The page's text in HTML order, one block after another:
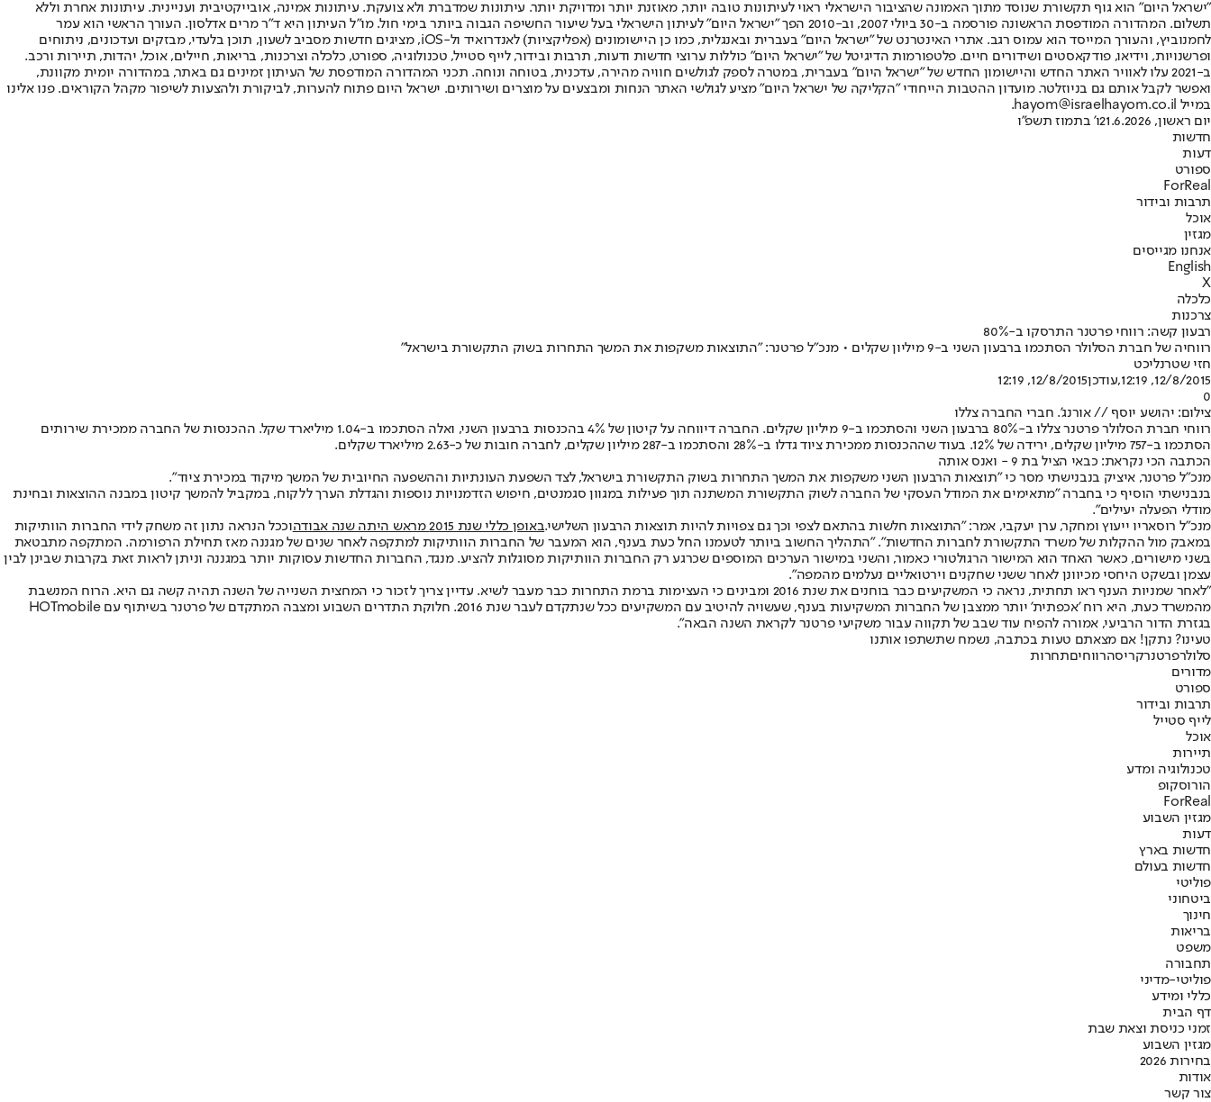
"ישראל היום" הוא גוף תקשורת שנוסד מתוך האמונה שהציבור הישראלי ראוי לעיתונות טובה יותר, מאוזנת יותר ומדויקת יותר. עיתונות שמדברת ולא צועקת. עיתונות אמינה, אובייקטיבית ועניינית. עיתונות אחרת וללא
תשלום. המהדורה המודפסת הראשונה פורסמה ב-30 ביולי 2007, וב-2010 הפך "ישראל היום" לעיתון הישראלי בעל שיעור החשיפה הגבוה ביותר בימי חול. מו"ל העיתון היא ד"ר מרים אדלסון. העורך הראשי הוא עמר
לחמנוביץ, והעורך המייסד הוא עמוס רגב. אתרי האינטרנט של "ישראל היום" בעברית ובאנגלית, כמו כן היישומונים (אפליקציות) לאנדרואיד ול-iOS, מציגים חדשות מסביב לשעון, תוכן בלעדי, מבזקים ועדכונים, ניתוחים
ופרשנויות, וידיאו, פודקאסטים ושידורים חיים. פלטפורמות הדיגיטל של "ישראל היום" כוללות ערוצי חדשות ודעות, תרבות ובידור, לייף סטייל, טכנולוגיה, ספורט, כלכלה וצרכנות, בריאות, חיילים, אוכל, יהדות, תיירות ורכב.
ב-2021 עלו לאוויר האתר החדש והיישומון החדש של "ישראל היום" בעברית, במטרה לספק לגולשים חוויה מהירה, עדכנית, בטוחה ונוחה. תכני המהדורה המודפסת של העיתון זמינים גם באתר, במהדורה יומית מקוונת,
ואפשר לקבל אותם גם בניוזלטר. מועדון ההטבות הייחודי "הקליקה של ישראל היום" מציע לגולשי האתר הנחות ומבצעים על מוצרים ושירותים. ישראל היום פתוח להערות, לביקורת ולהצעות לשיפור מקהל הקוראים. פנו אלינו
במייל hayom@israelhayom.co.il.
יום ראשון, 21.6.2026
ו' בתמוז תשפ"ו
חדשות
דעות
ספורט
ForReal
תרבות ובידור
אוכל
מגזין
אנחנו מגייסים
English
X
כלכלה
צרכנות
רבעון קשה: רווחי פרטנר התרסקו ב-80%
רווחיה של חברת הסלולר הסתכמו ברבעון השני ב-9 מיליון שקלים • מנכ"ל פרטנר: "התוצאות משקפות את המשך התחרות בשוק התקשורת בישראל"
חזי שטרנליכט
12/8/2015, 12:19
,עודכן12/8/2015, 12:19
0
צילום: יהושע יוסף // אורנג'. חברי החברה צללו
רווחי חברת הסלולר פרטנר צללו ב-80% ברבעון השני והסתכמו ב-9 מיליון שקלים. החברה דיווחה על קיטון של 4% בהכנסות ברבעון השני, ואלה הסתכמו ב-1.04 מיליארד שקל. ההכנסות של החברה ממכירת שירותים
הסתכמו ב-757 מיליון שקלים, ירידה של 12%. בעוד שההכנסות ממכירת ציוד גדלו ב-28% והסתכמו ב-287 מיליון שקלים, לחברה חובות של כ-2.63 מיליארד שקלים.
הכתבה הכי נקראת: כבאי הציל בת 9 - ואנס אותה
מנכ"ל פרטנר, איציק בנבנישתי מסר כי "תוצאות הרבעון השני משקפות את המשך התחרות בשוק התקשורת בישראל, לצד השפעת העונתיות וההשפעה החיובית של המשך מיקוד במכירת ציוד".
בנבנישתי הוסיף כי בחברה "מתאימים את המודל העסקי של החברה לשוק התקשורת המשתנה תוך פעילות במגוון סגמנטים, חיפוש הזדמנויות נוספות והגדלת הערך ללקוח, במקביל להמשך קיטון במבנה ההוצאות ובחינת
מודלי הפעלה יעילים".
מנכ"ל רוסאריו ייעוץ ומחקר, ערן יעקבי, אמר: "התוצאות חלשות בהתאם לצפי וכך גם צפויות להיות תוצאות הרבעון השלישי.באופן כללי שנת 2015 מראש היתה שנה אבודה
וככל הנראה נתון זה משחק לידי החברות הוותיקות
במאבק מול ההקלות של משרד התקשורת לחברות החדשות". "התהליך החשוב ביותר לטעמנו החל כעת בענף, הוא המעבר של החברות הוותיקות למתקפה לאחר שנים של מגננה מאז תחילת הרפורמה. המתקפה מתבטאת
בשני מישורים, כאשר האחד הוא המישור הרגולטורי כאמור, והשני במישור הערכים המוספים שכרגע רק החברות הוותיקות מסוגלות להציע. מנגד, החברות החדשות עסוקות יותר במגננה וניתן לראות זאת בקרבות שבינן לבין
עצמן ובשקט היחסי מכיוונן לאחר ששני שחקנים וירטואליים נעלמים מהמפה".
"לאחר שמניות הענף ראו תחתית, נראה כי המשקיעים כבר בוחנים את שנת 2016 ומבינים כי העצימות ברמת התחרות כבר מעבר לשיא. עדיין צריך לזכור כי המחצית השנייה של השנה תהיה קשה גם היא. הרוח המנשבת
מהמשרד כעת, היא רוח 'אכפתית' יותר ממצבן של החברות המשקיעות בענף, שעשויה להיטיב עם המשקיעים ככל שנתקדם לעבר שנת 2016. חלוקת התדרים השבוע ומצבה המתקדם של פרטנר בשיתוף עם HOTmobile
בגזרת הדור הרביעי, אמורה להפיח עוד שבב של תקווה עבור משקיעי פרטנר לקראת השנה הבאה".
טעינו? נתקן! אם מצאתם טעות בכתבה, נשמח שתשתפו אותנו
סלולרפרטנרקריסהרווחיםתחרות
מדורים
ספורט
תרבות ובידור
לייף סטייל
אוכל
תיירות
טכנולוגיה ומדע
הורוסקופ
ForReal
מגזין השבוע
דעות
חדשות בארץ
חדשות בעולם
פוליטי
ביטחוני
חינוך
בריאות
משפט
תחבורה
פוליטי-מדיני
כללי ומידע
דף הבית
זמני כניסת וצאת שבת
מגזין השבוע
בחירות 2026
אודות
צור קשר